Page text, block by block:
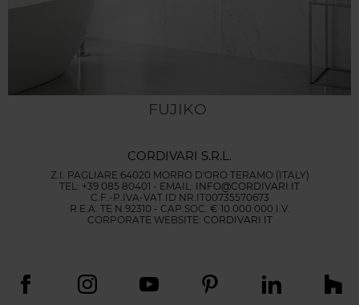
FUJIKO
CORDIVARI S.R.L.
Z.I. PAGLIARE 64020 MORRO D'ORO TERAMO (ITALY)
TEL: +39 085 80401 - EMAIL: INFO@CORDIVARI.IT
C.F.-P.IVA-VAT ID NR.IT00735570673
R.E.A. TE N.92310 - CAP.SOC. € 10.000.000 I.V.
CORPORATE WEBSITE: CORDIVARI.IT